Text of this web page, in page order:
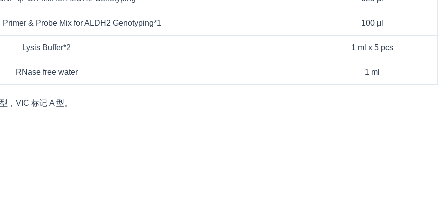
& Probe Mix for ALDH2 Genotyping*1 100 μl
Lysis Buffer*2 1 ml x 5 pcs
RNase free water 1 ml
，VIC 标记 A 型。